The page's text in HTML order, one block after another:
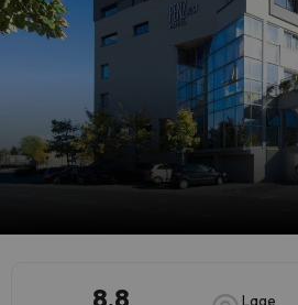
8.8 Lage